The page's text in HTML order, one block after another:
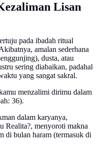
Lisan
pada ibadah ritual
amalan sederhana
dusta, atau
sering diabaikan, padahal
yang sangat sakral.
menzalimi dirimu dalam
36).
dalam karyanya,
Realita?, menyoroti makna
di bulan haram (termasuk di